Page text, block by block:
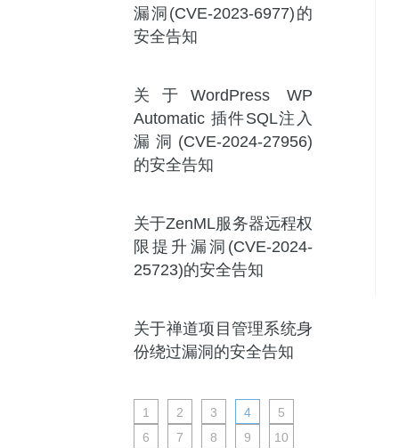
漏洞(CVE-2023-6977)的
安全告知
关于WordPress WP
Automatic 插件SQL注入
漏洞(CVE-2024-27956)
的安全告知
关于ZenML服务器远程权
限提升漏洞(CVE-2024-
25723)的安全告知
关于禅道项目管理系统身
份绕过漏洞的安全告知
1 2 3 4
5
6
7 8 9
10